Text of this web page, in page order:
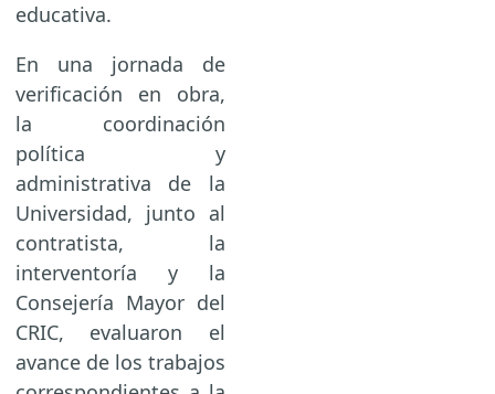
educativa.
En una jornada de
verificación en obra,
la coordinación
política y
administrativa de la
Universidad, junto al
contratista, la
interventoría y la
Consejería Mayor del
CRIC, evaluaron el
avance de los trabajos